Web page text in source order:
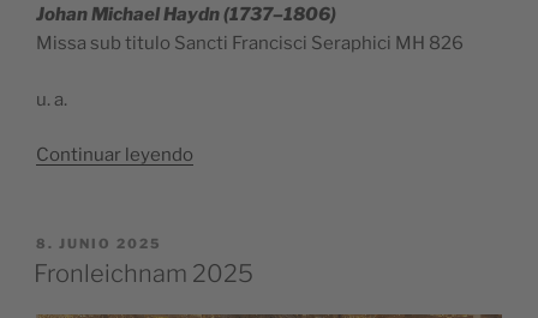
Johan Michael Haydn (1737–1806)
Mis­sa sub titu­lo Sanc­ti Fran­cis­ci Seraphi­ci MH 826
u. a.
Con­ti­nuar leyen­do
PUBLICADO
EL
8. JUNIO 2025
Fronleichnam 2025